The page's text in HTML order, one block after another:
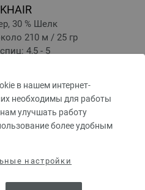
в нашем интернет-
необходимы для работы
улучшать работу
более удобным
настройки
30 % Шелк
210 м / 25 гр
4,5 - 5
Цена за единицу:297,60 € - 368,00 €
next
СТРАНИЦЕЙ